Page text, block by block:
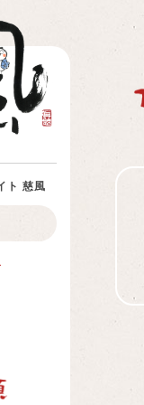
ト 慈風